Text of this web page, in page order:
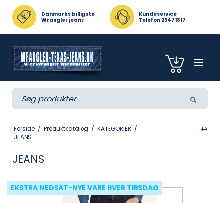
Danmarks billigste
Wrangler jeans
Kundeservice
Telefon 23471817
Forside / Produktkatalog / KATEGORIER /
JEANS
JEANS
EKSTRA NEDSAT-NYE VARE HVER TIRSDAG